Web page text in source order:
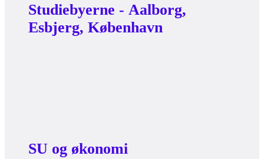
Studiebyerne - Aalborg,
Esbjerg, København
SU og økonomi